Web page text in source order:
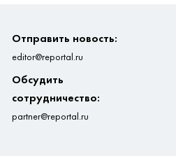
Отправить новость:
editor@reportal.ru
Обсудить
сотрудничество:
partner@reportal.ru